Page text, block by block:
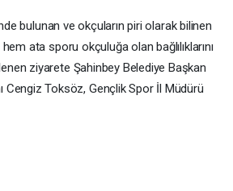
bulunan ve okçuların piri olarak bilinen
ata sporu okçuluğa olan bağlılıklarını
ziyarete Şahinbey Belediye Başkan
Cengiz Toksöz, Gençlik Spor İl Müdürü